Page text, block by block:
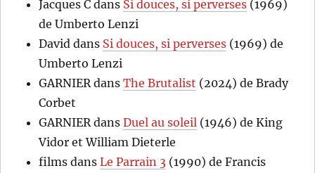
Jacques C dans Si douces, si perverses (1969)
de Umberto Lenzi
David dans Si douces, si perverses (1969) de
Umberto Lenzi
GARNIER dansThe Brutalist (2024) de Brady
Corbet
GARNIER dansDuel au soleil (1946) de King
Vidor et William Dieterle
films dansLe Parrain 3 (1990) de Francis